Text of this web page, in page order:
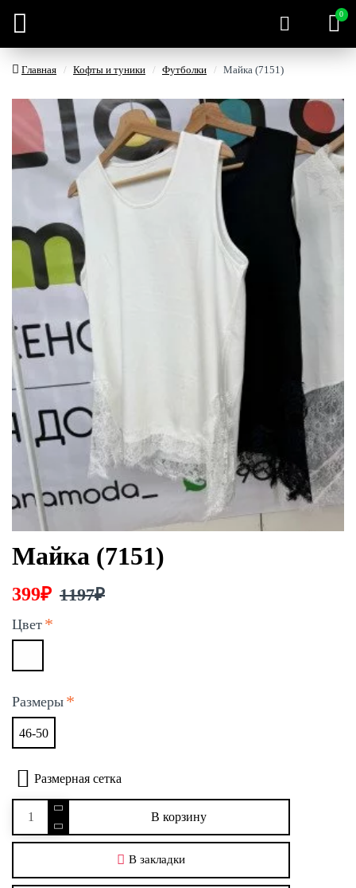
0
Главная Кофты и туники Футболки Майка (7151)
Майка (7151)
399₽ 1197₽
Цвет
Размеры
46-50
В корзину
В закладки
Размерная сетка